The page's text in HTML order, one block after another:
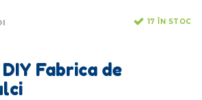
17 ÎN STOC
Fabrica de